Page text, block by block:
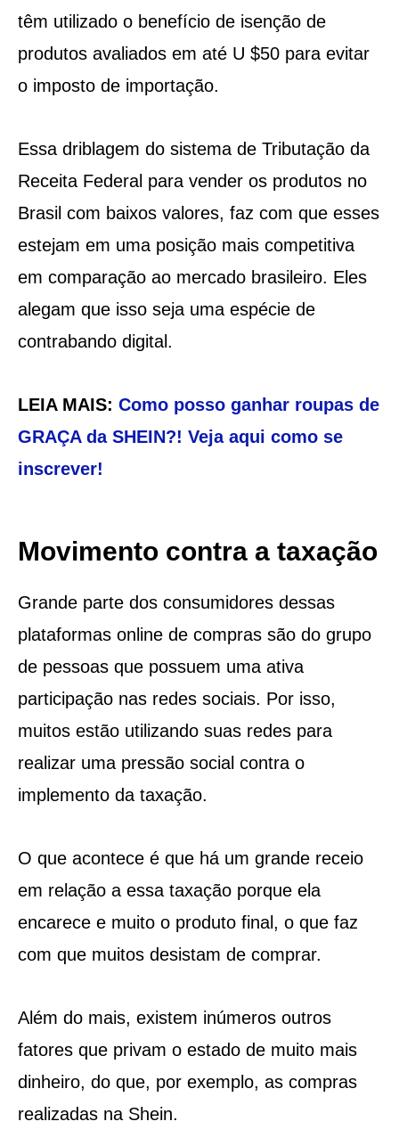
têm utilizado o benefício de isenção de
produtos avaliados em até U $50 para evitar
o imposto de importação.
Essa driblagem do sistema de Tributação da
Receita Federal para vender os produtos no
Brasil com baixos valores, faz com que esses
estejam em uma posição mais competitiva
em comparação ao mercado brasileiro. Eles
alegam que isso seja uma espécie de
contrabando digital.
LEIA MAIS: Como posso ganhar roupas de
GRAÇA da SHEIN?! Veja aqui como se
inscrever!
Movimento contra a taxação
Grande parte dos consumidores dessas
plataformas online de compras são do grupo
de pessoas que possuem uma ativa
participação nas redes sociais. Por isso,
muitos estão utilizando suas redes para
realizar uma pressão social contra o
implemento da taxação.
O que acontece é que há um grande receio
em relação a essa taxação porque ela
encarece e muito o produto final, o que faz
com que muitos desistam de comprar.
Além do mais, existem inúmeros outros
fatores que privam o estado de muito mais
dinheiro, do que, por exemplo, as compras
realizadas na Shein.